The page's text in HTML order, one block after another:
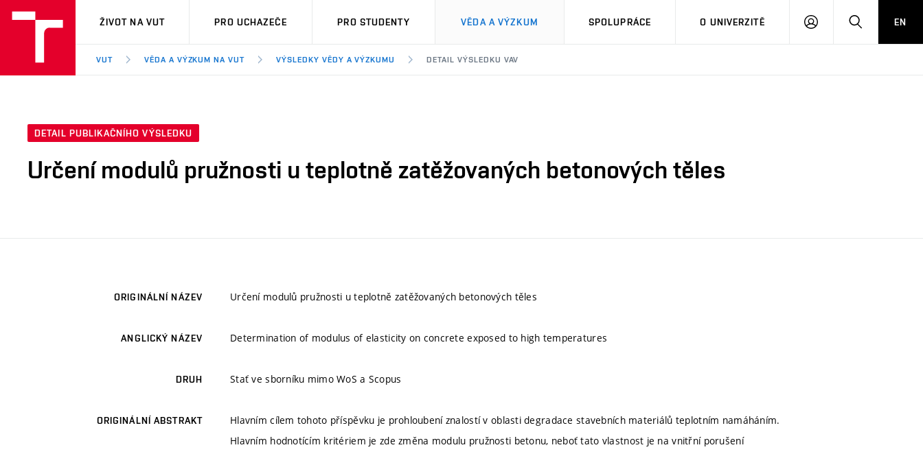
VUT
ŽIVOT NA VUT PRO UCHAZEČE PRO STUDENTY VĚDA A VÝZKUM SPOLUPRÁCE O UNIVERZITĚ
PŘIHLÁSIT HLEDATEN
VUT VĚDA A VÝZKUM NA VUT VÝSLEDKY VĚDY A VÝZKUMU DETAIL VÝSLEDKU VAV
DETAIL PUBLIKAČNÍHO VÝSLEDKU
Určení modulů pružnosti u teplotně zatěžovaných betonových těles
ORIGINÁLNÍ NÁZEV Určení modulů pružnosti u teplotně zatěžovaných betonových těles
ANGLICKÝ NÁZEV Determination of modulus of elasticity on concrete exposed to high temperatures
DRUH Stať ve sborníku mimo WoS a Scopus
ORIGINÁLNÍ ABSTRAKT
Hlavním cílem tohoto příspěvku je prohloubení znalostí v oblasti degradace stavebních materiálů teplotním namáháním.
Hlavním hodnotícím kritériem je zde změna modulu pružnosti betonu, neboť tato vlastnost je na vnitřní porušení